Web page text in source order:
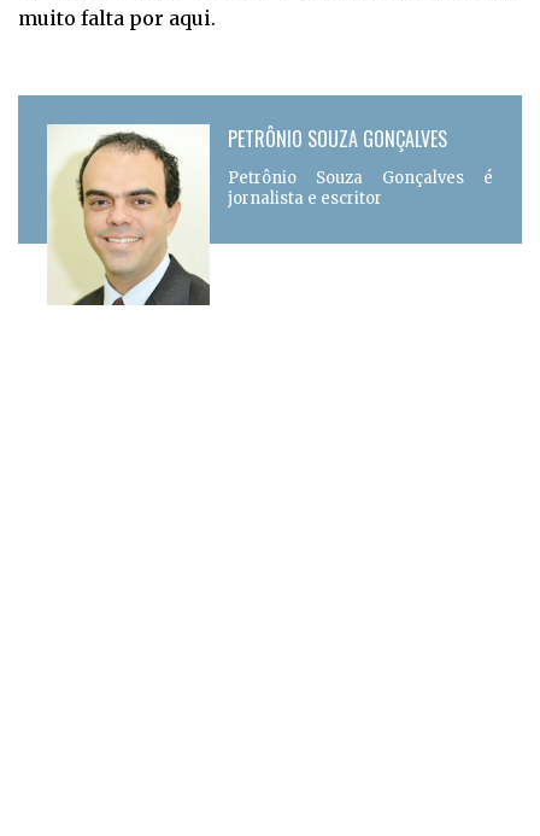
muito falta por aqui.
PETRÔNIO SOUZA GONÇALVES
Petrônio Souza Gonçalves é
jornalista e escritor